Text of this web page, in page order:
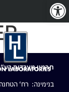
חרמון מעבדות
בנימינה: רח‘ הטחנה 66 ת.ד 23 מיקוד 3055001,